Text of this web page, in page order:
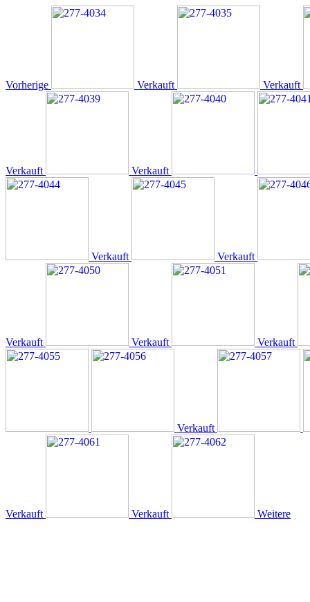
Vorherige Verkauft Verkauft
Verkauft Verkauft
Verkauft Verkauft
Verkauft Verkauft Verkauft
Verkauft
Verkauft Verkauft Weitere